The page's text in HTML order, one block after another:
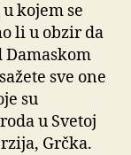
kojem se
li u obzir da
Damaskom
sve one
su
u Svetoj
Grčka.